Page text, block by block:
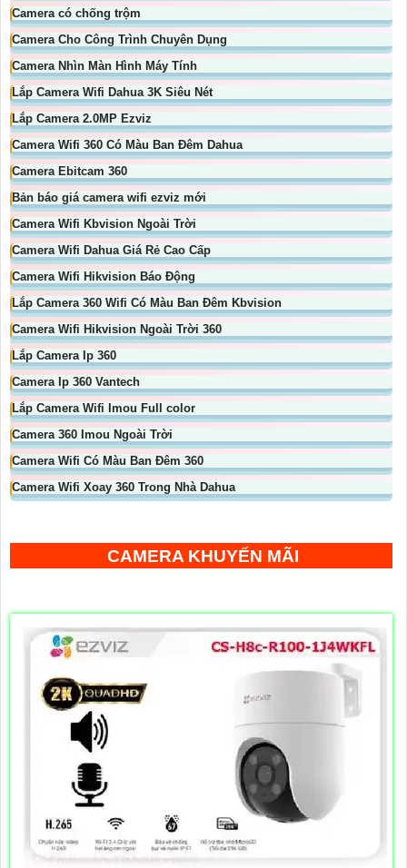
Camera có chống trộm
Camera Cho Công Trình Chuyên Dụng
Camera Nhìn Màn Hình Máy Tính
Lắp Camera Wifi Dahua 3K Siêu Nét
Lắp Camera 2.0MP Ezviz
Camera Wifi 360 Có Màu Ban Đêm Dahua
Camera Ebitcam 360
Bản báo giá camera wifi ezviz mới
Camera Wifi Kbvision Ngoài Trời
Camera Wifi Dahua Giá Rẻ Cao Cấp
Camera Wifi Hikvision Báo Động
Lắp Camera 360 Wifi Có Màu Ban Đêm Kbvision
Camera Wifi Hikvision Ngoài Trời 360
Lắp Camera Ip 360
Camera Ip 360 Vantech
Lắp Camera Wifi Imou Full color
Camera 360 Imou Ngoài Trời
Camera Wifi Có Màu Ban Đêm 360
Camera Wifi Xoay 360 Trong Nhà Dahua
CAMERA KHUYẾN MÃI